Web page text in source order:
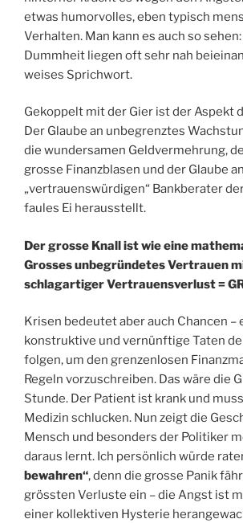
etwas humorvolles, eben typisch
Verhalten. Man kann es auch so sehen:
Dummheit liegen oft sehr nah
weises Sprichwort.
Gekoppelt mit der Gier ist der Aspekt
Der Glaube an unbegrenztes
die wundersamen Geldvermehrung,
grosse Finanzblasen und der Glaube
„vertrauenswürdigen“ Bankberater
faules Ei herausstellt.
Der grosse Knall ist wie eine
Grosses unbegründetes Vertrauen
schlagartiger Vertrauensverlust =
Krisen bedeutet aber auch Chancen –
konstruktive und vernünftige Taten
folgen, um den grenzenlosen
Regeln vorzuschreiben. Das wäre die
Stunde. Der Patient ist krank und
Medizin schlucken. Nun zeigt die
Mensch und besonders der Politiker
daraus lernt. Ich persönlich würde
bewahren“, denn die grosse Panik
grössten Verluste ein – die Angst ist
einer kollektiven Hysterie